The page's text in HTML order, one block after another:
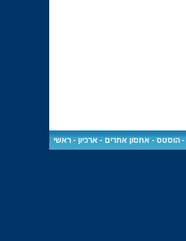
- הוסטס - אחסון אתרים - ארכיון - ראשי